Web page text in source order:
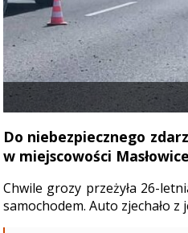
Do niebezpiecznego
w miejscowości
Chwile grozy przeżyła 26-
samochodem. Auto zjechało